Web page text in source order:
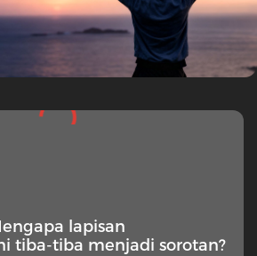
lapisan
tiba-tiba menjadi sorotan?